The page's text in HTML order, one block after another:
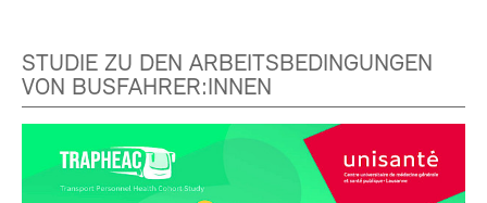
STUDIE ZU DEN ARBEITSBEDINGUNGEN
VON BUSFAHRER:INNEN